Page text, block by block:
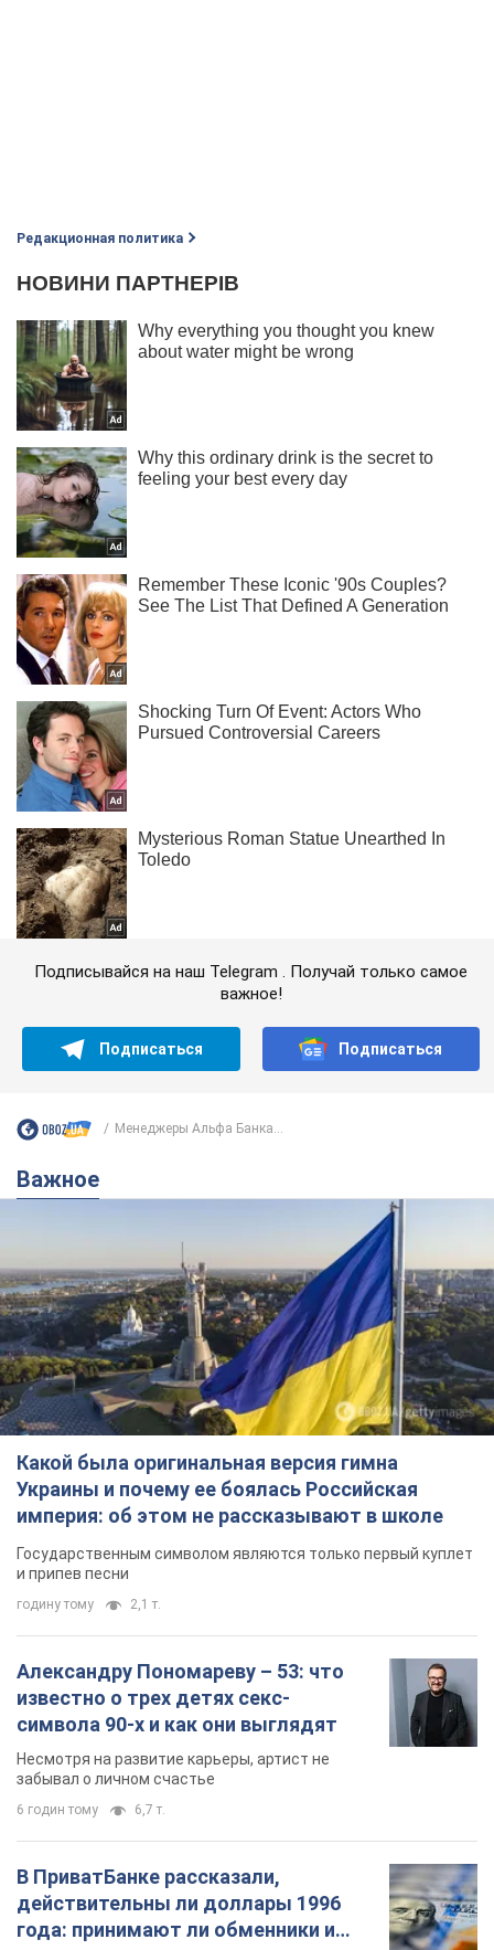
Редакционная политика
Подписывайся на наш Telegram . Получай только самое
важное!
Подписаться Подписаться
Менеджеры Альфа Банка...
Важное
Какой была оригинальная версия гимна
Украины и почему ее боялась Российская
империя: об этом не рассказывают в школе
Государственным символом являются только первый куплет
и припев песни
годину тому 2,1 т.
Александру Пономареву – 53: что
известно о трех детях секс-
символа 90-х и как они выглядят
Несмотря на развитие карьеры, артист не
забывал о личном счастье
6 годин тому 6,7 т.
В ПриватБанке рассказали,
действительны ли доллары 1996
года: принимают ли обменники и